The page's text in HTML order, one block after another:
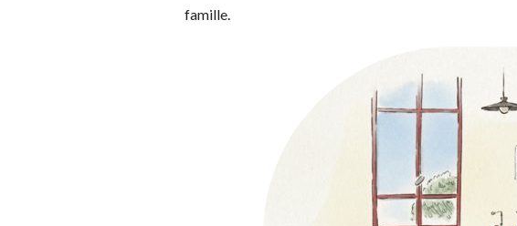
famille.